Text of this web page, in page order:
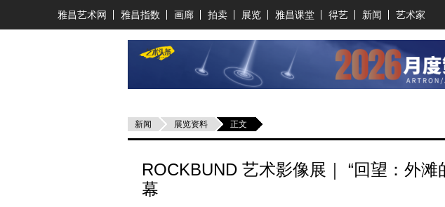
雅昌艺术网 雅昌指数 画廊 拍卖 展览 雅昌课堂 得艺 新闻 艺术家
新闻 展览资料 正文
ROCKBUND 艺术影像展｜ “回望：外滩
幕